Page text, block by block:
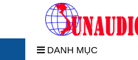
DANH MỤC